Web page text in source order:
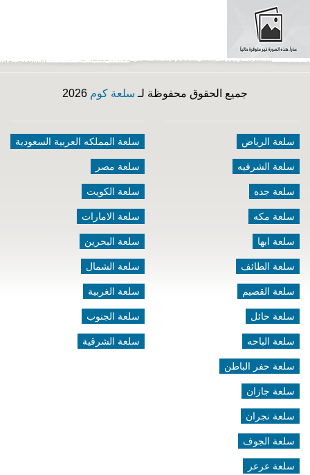
جميع الحقوق محفوظة لـ سلعة كوم
سلعة الرياض
سلعة الشرقيه
سلعة جده
سلعة مكه
سلعة ابها
سلعة الطائف
سلعة القصيم
سلعة حائل
سلعة الباحه
سلعة حفر الباطن
سلعة جازان
سلعة نجران
سلعة الجوف
سلعة عرعر
سلعة المملكه العربية السعودية
سلعة مصر
سلعة الكويت
سلعة الامارات
سلعة البحرين
سلعة الشمال
سلعة الغربية
سلعة الجنوب
سلعة الشرقية